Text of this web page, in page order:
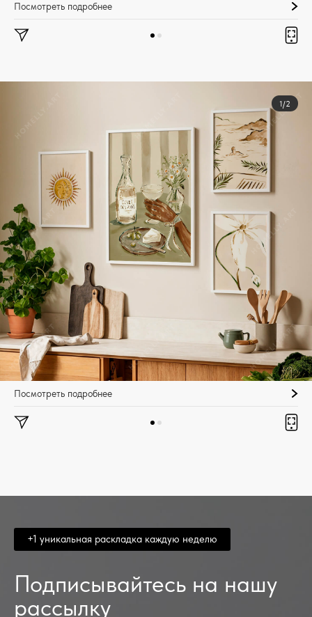
Посмотреть подробнее
1/2
Посмотреть подробнее
+1 уникальная раскладка каждую неделю
Подписывайтесь на нашу
рассылку